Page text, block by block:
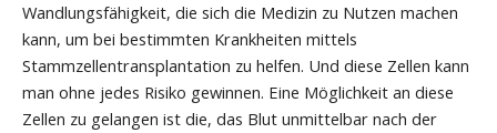
Wandlungsfähigkeit, die sich die Medizin zu Nutzen machen
kann, um bei bestimmten Krankheiten mittels
Stammzellentransplantation zu helfen. Und diese Zellen kann
man ohne jedes Risiko gewinnen. Eine Möglichkeit an diese
Zellen zu gelangen ist die, das Blut unmittelbar nach der